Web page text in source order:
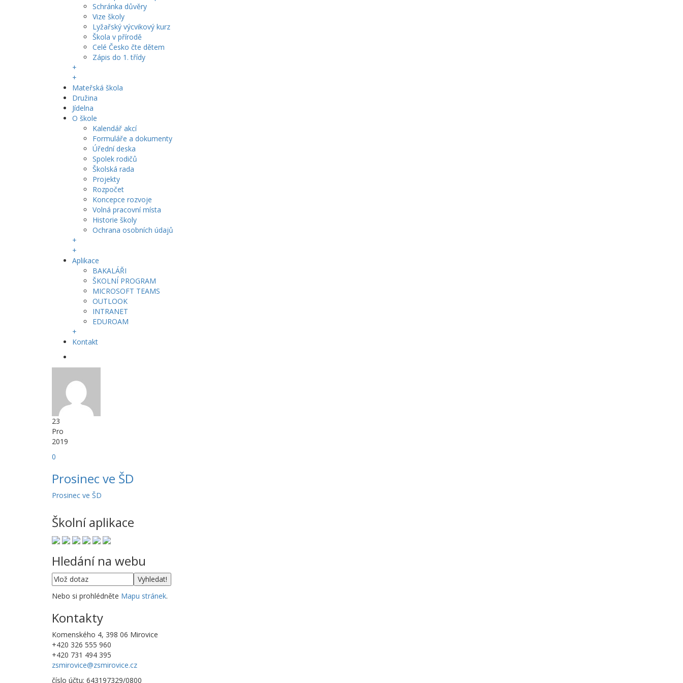
Schránka důvěry
Vize školy
Lyžařský výcvikový kurz
Škola v přírodě
Celé Česko čte dětem
Zápis do 1. třídy
+
+
Mateřská škola
Družina
Jídelna
O škole
Kalendář akcí
Formuláře a dokumenty
Úřední deska
Spolek rodičů
Školská rada
Projekty
Rozpočet
Koncepce rozvoje
Volná pracovní místa
Historie školy
Ochrana osobních údajů
+
+
Aplikace
BAKALÁŘI
ŠKOLNÍ PROGRAM
MICROSOFT TEAMS
OUTLOOK
INTRANET
EDUROAM
+
Kontakt
23
Pro
2019
0
Prosinec ve ŠD
Prosinec ve ŠD
Školní aplikace
Hledání na webu
Nebo si prohlédněte Mapu stránek.
Kontakty
Komenského 4, 398 06 Mirovice
+420 326 555 960
+420 731 494 395
zsmirovice@zsmirovice.cz
číslo účtu: 643197329/0800